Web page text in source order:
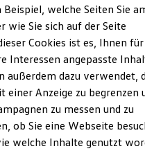
welche Seiten Sie
wie Sie sich auf der Seite
Cookies ist es, Ihnen für
Interessen angepasste
außerdem dazu verwendet,
einer Anzeige zu begrenzen
zu messen und zu
ob Sie eine Webseite
welche Inhalte genutzt